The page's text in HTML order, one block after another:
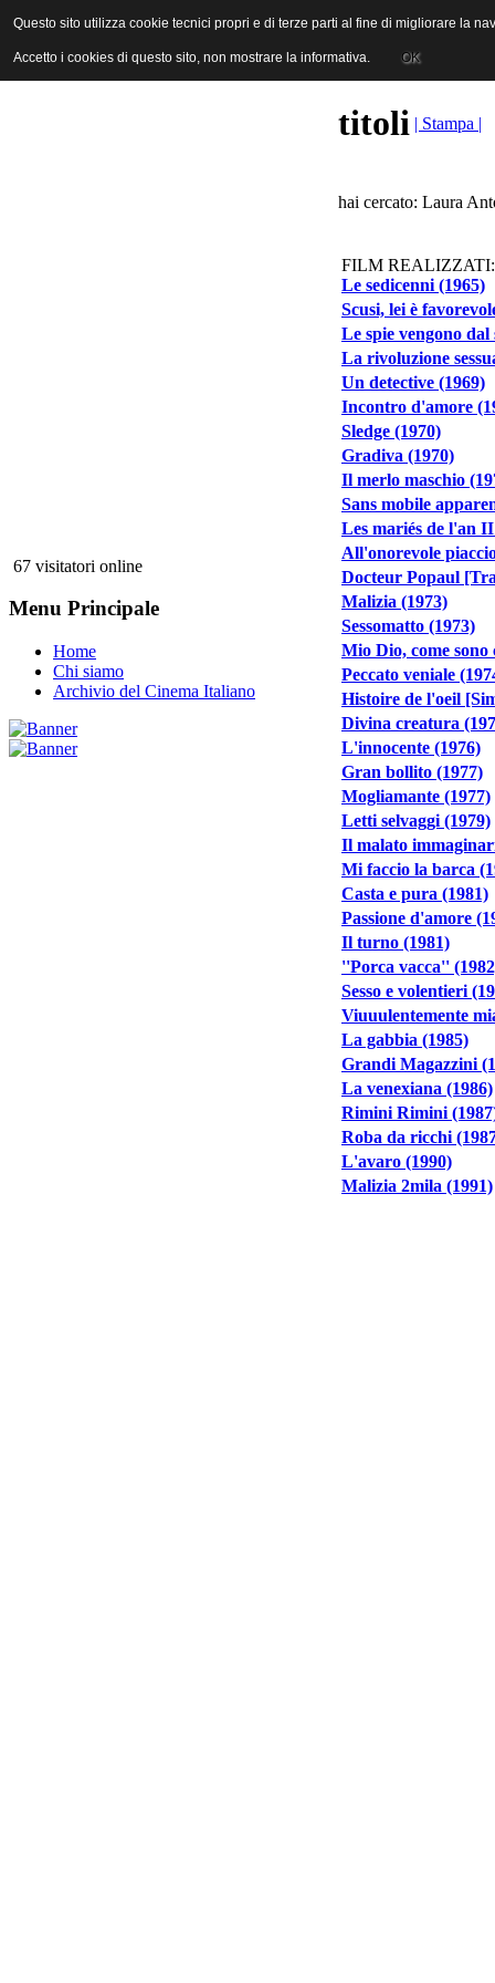
ANICA | Associazione Nazionale Industrie Cinematografiche
67 visitatori online
Menu Principale
Home
Chi siamo
Archivio del Cinema Italiano
titoli | Stampa |
hai cercato: Laura
FILM REALIZZATI:
Le sedicenni (1965)
Scusi, lei è
Le spie vengono
La rivoluzione
Un detective (1969)
Incontro d'amore
Sledge (1970)
Gradiva (1970)
Il merlo maschio
Sans mobile
Les mariés de l'an
All'onorevole
Docteur Popaul
Malizia (1973)
Sessomatto (1973)
Mio Dio, come sono
Peccato veniale
Histoire de l'oeil
Divina creatura
L'innocente (1976)
Gran bollito (1977)
Mogliamante (1977)
Letti selvaggi (1979)
Il malato
Mi faccio la barca
Casta e pura (1981)
Passione d'amore
Il turno (1981)
''Porca vacca''
Sesso e volentieri
Viuuulentemente
La gabbia (1985)
Grandi Magazzini
La venexiana (1986)
Rimini Rimini
Roba da ricchi
L'avaro (1990)
Malizia 2mila (1991)
Questo sito utilizza cookie tecnici propri e di terze parti al fine di migliorare la
Accetto i cookies di questo sito, non mostrare la informativa. OK
Questo sito utilizza cookie tecnici propri e di terze parti al fine di migliorare la
Accetto i cookies di questo sito, non mostrare la informativa. OK